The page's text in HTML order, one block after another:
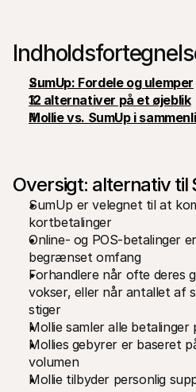
Udviklerportal
Opdag udviklerressourcer og
Biblioteker
Integrer Mollie med klar-til-brug
Priser
Se vores priser
Om os
Lær mere om vores historie og
værdier
Nyheder
Læs de seneste Mollie nyheder
Karrierer
Kom og arbejd hos os - vi søger
medarbejdere!
Kontakt
For kunder
Find ud af, hvorfor Mollie er på
For Mollie-kunder
Kontakt vores kundesupport
Kontakt salg
SumUp: Fordele og ulemper
12 alternativer på et øjeblik
Mollie vs. SumUp i
Oversigt: alternativ til
SumUp er velegnet til at
kortbetalinger
Online- og POS-betalinger
begrænset omfang
Forhandlere når ofte deres
vokser, eller når antallet af
stiger
Mollie samler alle
Mollies gebyrer er baseret
volumen
Mollie tilbyder personlig